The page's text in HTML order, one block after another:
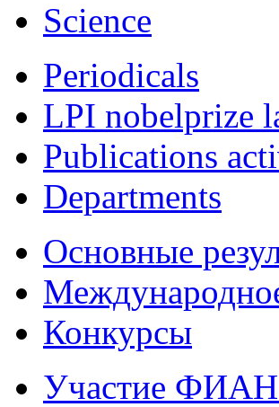
Science
Periodicals
LPI nobelprize
Publications
Departments
Основные
Конкурсы
Участие